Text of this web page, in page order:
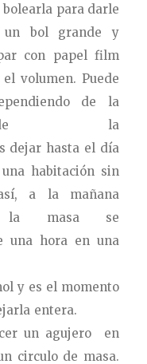
bolearla para darle
un bol grande y
con papel film
volumen. Puede
de la
de la
dejar hasta el día
habitación sin
a la mañana
la masa se
una hora en una
y es el momento
entera.
un agujero en
circulo de masa.